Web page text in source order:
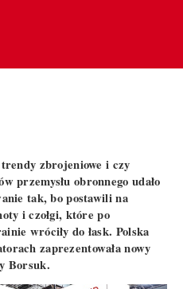
zbrojeniowe i czy
przemysłu obronnego udało
tak, bo postawili na
i czołgi, które po
wróciły do łask. Polska
zaprezentowała nowy
Borsuk.